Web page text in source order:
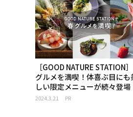
［GOOD NATURE STATION
グルメを満喫！体喜ぶ目にも
しい限定メニューが続々登場
2024.3.21 PR